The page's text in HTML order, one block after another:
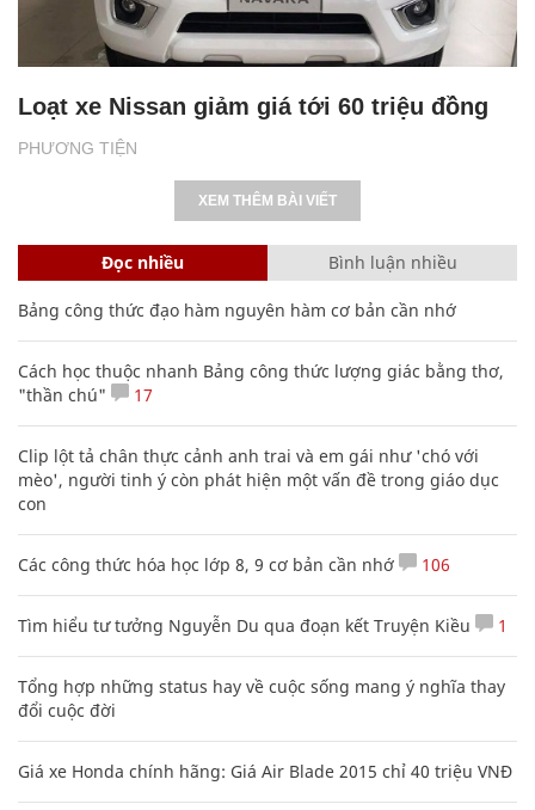
PHƯƠNG TIỆN
Loạt xe Nissan giảm giá tới 60 triệu đồng
XEM THÊM BÀI VIẾT
Đọc nhiều Bình luận nhiều
Bảng công thức đạo hàm nguyên hàm cơ bản cần nhớ
Cách học thuộc nhanh Bảng công thức lượng giác bằng thơ,
"thần chú"
17
Clip lột tả chân thực cảnh anh trai và em gái như 'chó với
mèo', người tinh ý còn phát hiện một vấn đề trong giáo dục
con
Các công thức hóa học lớp 8, 9 cơ bản cần nhớ 106
Tìm hiểu tư tưởng Nguyễn Du qua đoạn kết Truyện Kiều 1
Tổng hợp những status hay về cuộc sống mang ý nghĩa thay
đổi cuộc đời
Giá xe Honda chính hãng: Giá Air Blade 2015 chỉ 40 triệu VNĐ